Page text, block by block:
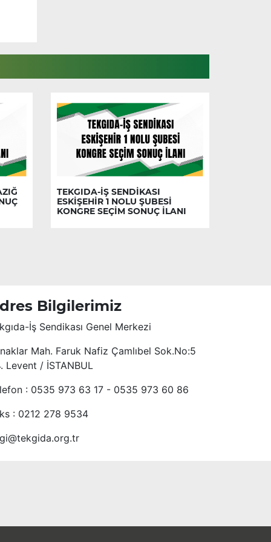
TEKGIDA-İŞ SENDİKASI
ESKİŞEHİR 1 NOLU ŞUBESİ
KONGRE SEÇİM SONUÇ İLANI
Bilgilerimiz
İş Sendikası Genel Merkezi
Mah. Faruk Nafiz Çamlıbel Sok.No:5
Levent / İSTANBUL
: 0535 973 63 17 - 0535 973 60 86
: 0212 278 9534